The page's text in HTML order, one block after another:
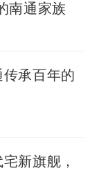
南通家族
承百年的
新旗舰，